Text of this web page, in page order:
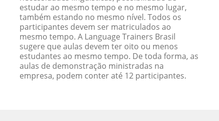
estudar ao mesmo tempo e no mesmo lugar,
também estando no mesmo nível. Todos os
participantes devem ser matriculados ao
mesmo tempo. A Language Trainers Brasil
sugere que aulas devem ter oito ou menos
estudantes ao mesmo tempo. De toda forma, as
aulas de demonstração ministradas na
empresa, podem conter até 12 participantes.